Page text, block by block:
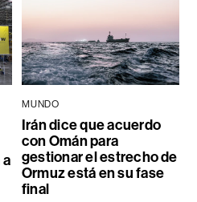
MUNDO
Irán dice que acuerdo
con Omán para
gestionar el estrecho de
Ormuz está en su fase
final